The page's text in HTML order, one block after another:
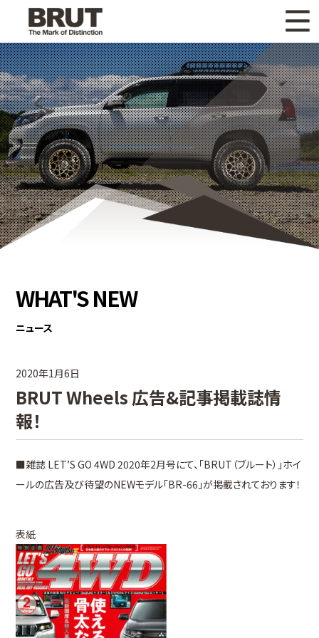
WHAT'S NEW ニュース
WHEEL LINEUP ホイールラインナップ
OTHER PRODUCT 関連製品
GALLERY ギャラリー
CATALOG カタログ請求
PRIVACY POLICY 個人情報保護方針
WHAT'S NEW
ニュース
2020年1月6日
BRUT Wheels 広告&記事掲載誌情
報！
■雑誌 LET’S GO 4WD 2020年2月号にて、「BRUT（ブルート）」ホイ
ールの広告及び待望のNEWモデル「BR-66」が掲載されております！
表紙